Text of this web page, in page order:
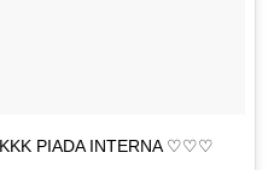
PIADA INTERNA ♡♡♡